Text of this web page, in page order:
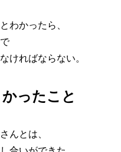
わかったら、
ければならない。
ったこと
んとは、